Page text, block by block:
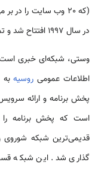
(که 20 وب سایت را
در سال 1997 افتتاح شد و تمرکز آن بر رویدادهای فرهنگی بود.
اطلاعات عمومی روسیهبه
پخش برنامه و ارائه
قدیمی‌ترین شبکه
گذاری شد. این شبکه